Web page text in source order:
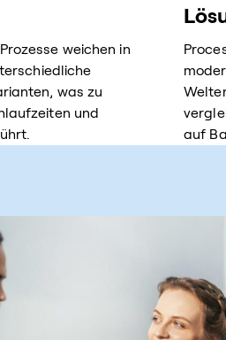
weichen in
was zu
und
auf